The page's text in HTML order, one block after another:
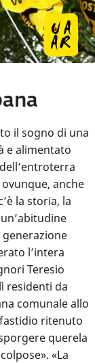
il sogno di una
e alimentato
anche
la storia, la
l’intera
Teresio
residenti da
comunale allo
fastidio ritenuto
querela
«La